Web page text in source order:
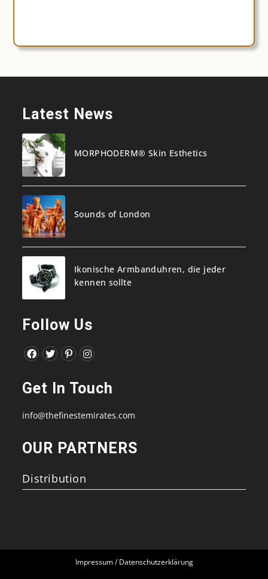
Latest News
MORPHODERM® Skin Esthetics
Sounds of London
Ikonische Armbanduhren, die jeder
kennen sollte
Follow Us
in
new
in
new
in
new
in
new
Get In Touch
info@thefinestemirates.com
OUR PARTNERS
Distribution
Impressum / Datenschutzerklärung